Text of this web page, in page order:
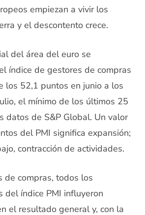
empiezan a vivir los
y el descontento crece.
del área del euro se
índice de gestores de compras
los 52,1 puntos en junio a los
el mínimo de los últimos 25
datos de S&P Global. Un valor
del PMI significa expansión;
contracción de actividades.
de compras, todos los
del índice PMI influyeron
el resultado general y, con la